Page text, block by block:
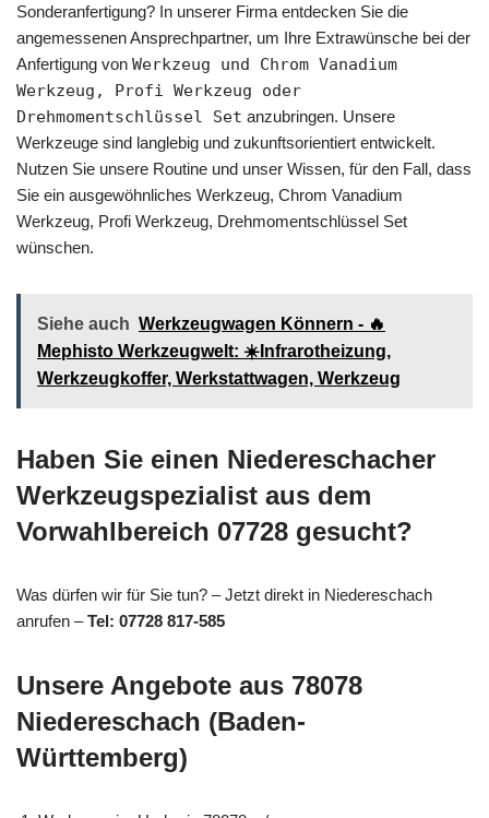
Sonderanfertigung? In unserer Firma entdecken Sie die
angemessenen Ansprechpartner, um Ihre Extrawünsche bei der
Anfertigung von Werkzeug und Chrom Vanadium
Werkzeug, Profi Werkzeug oder
Drehmomentschlüssel Set anzubringen. Unsere
Werkzeuge sind langlebig und zukunftsorientiert entwickelt.
Nutzen Sie unsere Routine und unser Wissen, für den Fall, dass
Sie ein ausgewöhnliches Werkzeug, Chrom Vanadium
Werkzeug, Profi Werkzeug, Drehmomentschlüssel Set
wünschen.
Siehe auch Werkzeugwagen Könnern - 🔥
Mephisto Werkzeugwelt: ☀️Infrarotheizung,
Werkzeugkoffer, Werkstattwagen, Werkzeug
Haben Sie einen Niedereschacher
Werkzeugspezialist aus dem
Vorwahlbereich 07728 gesucht?
Was dürfen wir für Sie tun? – Jetzt direkt in Niedereschach
anrufen –Tel: 07728 817-585
Unsere Angebote aus 78078
Niedereschach (Baden-
Württemberg)